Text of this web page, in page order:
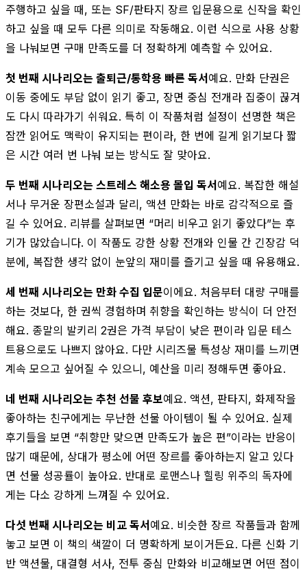
주행하고 싶을 때, 또는 SF/판타지 장르 입문용으로 신작을 확인
하고 싶을 때 모두 다른 의미로 작동해요. 이런 식으로 사용 상황
을 나눠보면 구매 만족도를 더 정확하게 예측할 수 있어요.
첫 번째 시나리오는 출퇴근/통학용 빠른 독서예요. 만화 단권은
이동 중에도 부담 없이 읽기 좋고, 장면 중심 전개라 집중이 끊겨
도 다시 따라가기 쉬워요. 특히 이 작품처럼 설정이 선명한 책은
잠깐 읽어도 맥락이 유지되는 편이라, 한 번에 길게 읽기보다 짧
은 시간 여러 번 나눠 보는 방식도 잘 맞아요.
두 번째 시나리오는 스트레스 해소용 몰입 독서예요. 복잡한 해설
서나 무거운 장편소설과 달리, 액션 만화는 바로 감각적으로 즐
길 수 있어요. 리뷰를 살펴보면 “머리 비우고 읽기 좋았다”는 후
기가 많았습니다. 이 작품도 강한 상황 전개와 인물 간 긴장감 덕
분에, 복잡한 생각 없이 눈앞의 재미를 즐기고 싶을 때 유용해요.
세 번째 시나리오는 만화 수집 입문이에요. 처음부터 대량 구매를
하는 것보다, 한 권씩 경험하며 취향을 확인하는 방식이 더 안전
해요. 종말의 발키리 2권은 가격 부담이 낮은 편이라 입문 테스
트용으로도 나쁘지 않아요. 다만 시리즈물 특성상 재미를 느끼면
계속 모으고 싶어질 수 있으니, 예산을 미리 정해두면 좋아요.
네 번째 시나리오는 추천 선물 후보예요. 액션, 판타지, 화제작을
좋아하는 친구에게는 무난한 선물 아이템이 될 수 있어요. 실제
후기들을 보면 “취향만 맞으면 만족도가 높은 편”이라는 반응이
많기 때문에, 상대가 평소에 어떤 장르를 좋아하는지 알고 있다
면 선물 성공률이 높아요. 반대로 로맨스나 힐링 위주의 독자에
게는 다소 강하게 느껴질 수 있어요.
다섯 번째 시나리오는 비교 독서예요. 비슷한 장르 작품들과 함께
놓고 보면 이 책의 색깔이 더 명확하게 보이거든요. 다른 신화 기
반 액션물, 대결형 서사, 전투 중심 만화와 비교해보면 어떤 점이